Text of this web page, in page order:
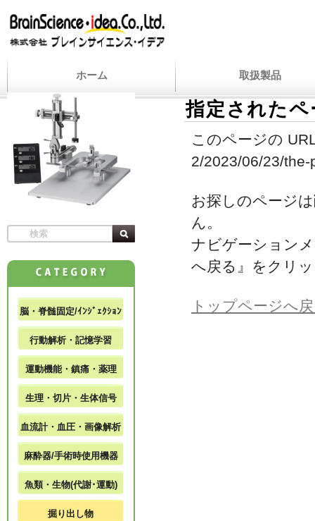
ホーム 取扱製品
指定された
このページの
2/2023/06/23/
お探しのページ
ん。
ナビゲーション
へ戻る』をクリ
トップページへ
脳・脊髄固定/ｲﾝｼﾞｪｸｼｮﾝ
行動解析・記憶学習
運動機能・鎮痛・薬理
生理・切片・生体信号
血流計・血圧・画像解析
麻酔器/手術時使用機器
魚類・生物(代謝･運動)
掘り出し物